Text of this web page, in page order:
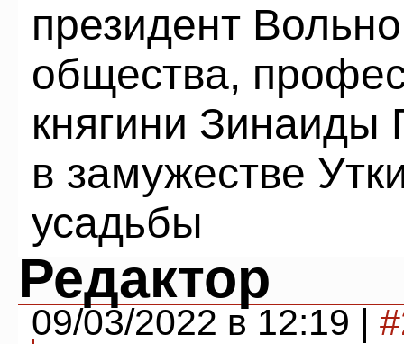
президент
общества,
княгини
в замужестве
усадьбы
Редактор
09/03/2022 в 12:19 |